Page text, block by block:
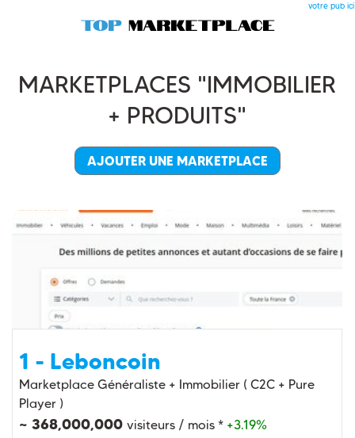
votre pub ici
MARKETPLACES "IMMOBILIER
+ PRODUITS"
AJOUTER UNE MARKETPLACE
1 - Leboncoin
Marketplace Généraliste + Immobilier ( C2C + Pure
Player )
~ 368,000,000 visiteurs / mois * +3.19%